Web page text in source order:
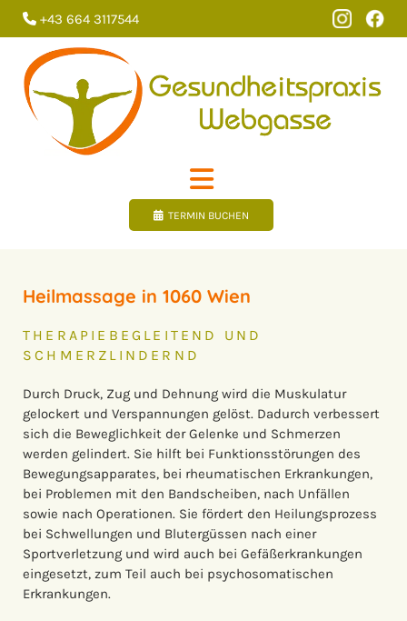
 +43 664 3117544
TERMIN BUCHEN
Heilmassage in 1060 Wien
THERAPIEBEGLEITEND UND
SCHMERZLINDERND
Durch Druck, Zug und Dehnung wird die Muskulatur
gelockert und Verspannungen gelöst. Dadurch verbessert
sich die Beweglichkeit der Gelenke und Schmerzen
werden gelindert. Sie hilft bei Funktionsstörungen des
Bewegungsapparates, bei rheumatischen Erkrankungen,
bei Problemen mit den Bandscheiben, nach Unfällen
sowie nach Operationen. Sie fördert den Heilungsprozess
bei Schwellungen und Blutergüssen nach einer
Sportverletzung und wird auch bei Gefäßerkrankungen
eingesetzt, zum Teil auch bei psychosomatischen
Erkrankungen.